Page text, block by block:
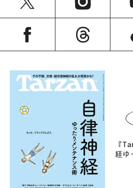
『
経ゆ